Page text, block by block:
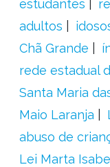
estudantes
adultos
Chã Grande
rede estadual
Santa Maria
Maio Laranja
abuso de
Lei Marta